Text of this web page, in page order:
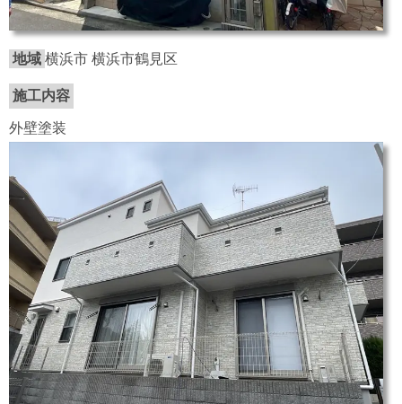
地域 横浜市 横浜市鶴見区
施工内容
外壁塗装